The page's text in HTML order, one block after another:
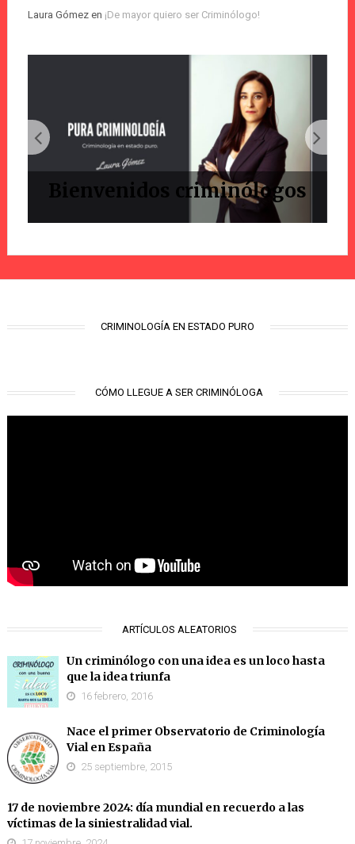
Laura Gómezen ¡De mayor quiero ser Criminólogo!
Bienvenidos criminólogos
CRIMINOLOGÍA EN ESTADO PURO
CÓMO LLEGUE A SER CRIMINÓLOGA
ARTÍCULOS ALEATORIOS
Un criminólogo con una idea es un loco hasta
que la idea triunfa
16 febrero, 2016
Nace el primer Observatorio de Criminología
Vial en España
25 septiembre, 2015
17 de noviembre 2024: día mundial en recuerdo a las
víctimas de la siniestralidad vial.